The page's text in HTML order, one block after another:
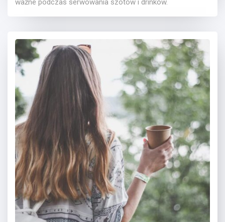
ważne podczas serwowania szotów i drinków.